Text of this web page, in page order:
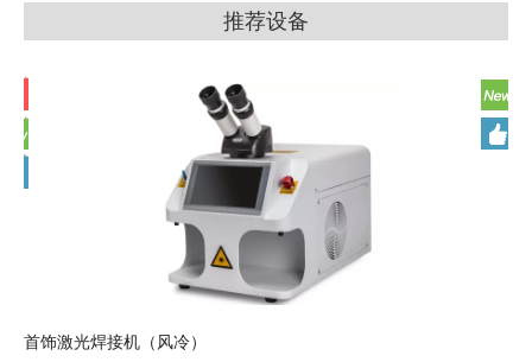
推荐设备
首饰激光焊接机（风冷）